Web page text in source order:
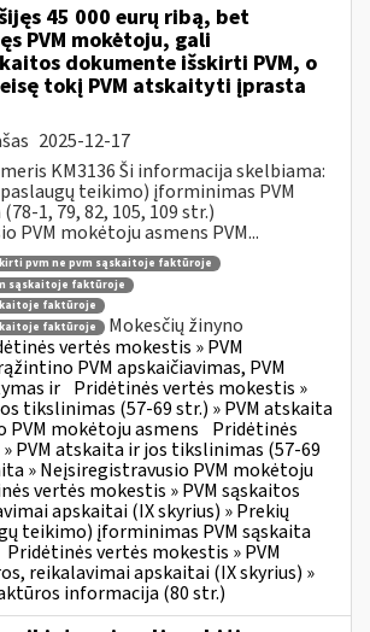
45 000 eurų ribą, bet
PVM mokėtoju, gali
dokumente išskirti PVM, o
tokį PVM atskaityti įprasta
2025-12-17
KM3136 Ši informacija skelbiama:
teikimo) įforminimas PVM
1, 79, 82, 105, 109 str.)
PVM mokėtoju asmens PVM...
pvm ne pvm sąskaitoje faktūroje
sąskaitoje faktūroje
faktūroje
faktūroje
Mokesčių žinyno
vertės mokestis » PVM
PVM apskaičiavimas, PVM
ir Pridėtinės vertės mokestis »
tikslinimas (57-69 str.) » PVM atskaita
PVM mokėtoju asmens Pridėtinės
PVM atskaita ir jos tikslinimas (57-69
» Neįsiregistravusio PVM mokėtoju
vertės mokestis » PVM sąskaitos
apskaitai (IX skyrius) » Prekių
teikimo) įforminimas PVM sąskaita
Pridėtinės vertės mokestis » PVM
reikalavimai apskaitai (IX skyrius) »
informacija (80 str.)